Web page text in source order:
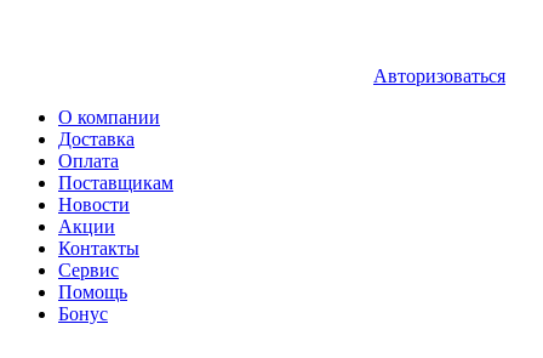
Авторизоваться
О компании
Доставка
Оплата
Поставщикам
Новости
Акции
Контакты
Сервис
Помощь
Бонус